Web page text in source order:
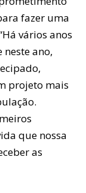
fazer uma
vários anos
neste ano,
projeto mais
que nossa
as